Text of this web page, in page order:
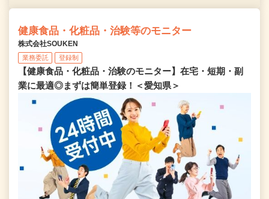
健康食品・化粧品・治験等のモニター
株式会社SOUKEN
業務委託 登録制
【健康食品・化粧品・治験のモニター】在宅・短期・副
業に最適◎まずは簡単登録！＜愛知県＞